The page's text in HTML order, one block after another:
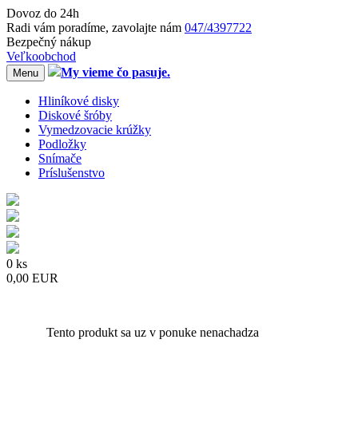
Dovoz do 24h
Radi vám poradíme, zavolajte nám 047/4397722
Bezpečný nákup
Veľkoobchod
Menu My vieme čo pasuje.
Hliníkové disky
Diskové šróby
Vymedzovacie krúžky
Podložky
Snímače
Príslušenstvo
0 ks
0,00 EUR
Tento produkt sa uz v ponuke nenachadza